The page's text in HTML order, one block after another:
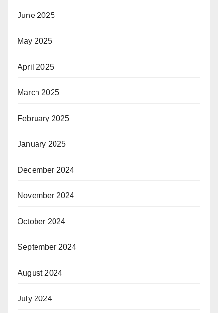
June 2025
May 2025
April 2025
March 2025
February 2025
January 2025
December 2024
November 2024
October 2024
September 2024
August 2024
July 2024